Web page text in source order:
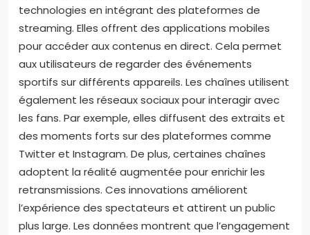
technologies en intégrant des plateformes de
streaming. Elles offrent des applications mobiles
pour accéder aux contenus en direct. Cela permet
aux utilisateurs de regarder des événements
sportifs sur différents appareils. Les chaînes utilisent
également les réseaux sociaux pour interagir avec
les fans. Par exemple, elles diffusent des extraits et
des moments forts sur des plateformes comme
Twitter et Instagram. De plus, certaines chaînes
adoptent la réalité augmentée pour enrichir les
retransmissions. Ces innovations améliorent
l’expérience des spectateurs et attirent un public
plus large. Les données montrent que l’engagement